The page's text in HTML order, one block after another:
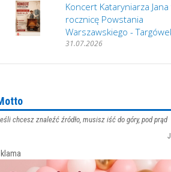
Koncert Kataryniarza
rocznicę Powstania
Warszawskiego -
31.07.2026
chcesz znaleźć źródło, musisz iść do góry, pod prąd